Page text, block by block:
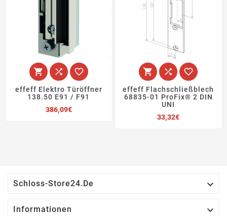
  
effeff Elektro Türöffner
138.50 E91 / F91
386,09€Preis
  
effeff Flachschließblech
68835-01 ProFix® 2 DIN
UNI
33,32€Preis
Schloss-Store24.de 
Informationen 